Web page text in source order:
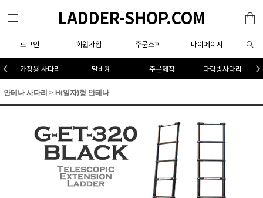
LADDER-SHOP.COM
로그인 회원가입 주문조회 마이페이지
가정용 사다리 말비계 주문제작 다락방사다리
안테나 사다리 > H(일자)형 안테나